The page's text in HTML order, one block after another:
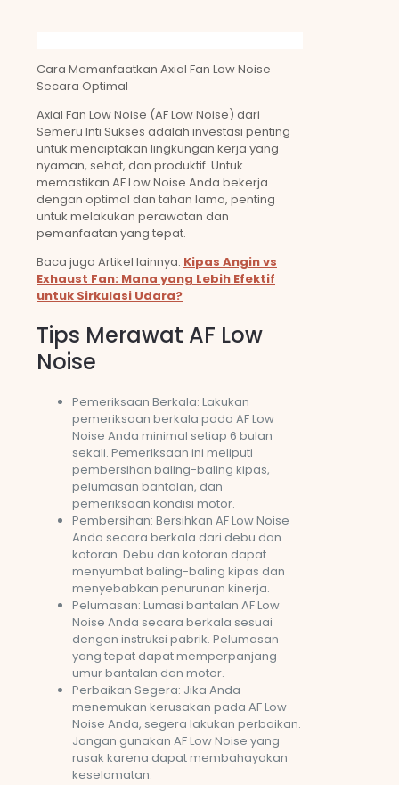
Cara Memanfaatkan Axial Fan Low Noise
Secara Optimal
Axial Fan Low Noise (AF Low Noise) dari
Semeru Inti Sukses adalah investasi penting
untuk menciptakan lingkungan kerja yang
nyaman, sehat, dan produktif. Untuk
memastikan AF Low Noise Anda bekerja
dengan optimal dan tahan lama, penting
untuk melakukan perawatan dan
pemanfaatan yang tepat.
Baca juga Artikel lainnya: Kipas Angin vs
Exhaust Fan: Mana yang Lebih Efektif
untuk Sirkulasi Udara?
Tips Merawat AF Low
Noise
Pemeriksaan Berkala: Lakukan
pemeriksaan berkala pada AF Low
Noise Anda minimal setiap 6 bulan
sekali. Pemeriksaan ini meliputi
pembersihan baling-baling kipas,
pelumasan bantalan, dan
pemeriksaan kondisi motor.
Pembersihan: Bersihkan AF Low Noise
Anda secara berkala dari debu dan
kotoran. Debu dan kotoran dapat
menyumbat baling-baling kipas dan
menyebabkan penurunan kinerja.
Pelumasan: Lumasi bantalan AF Low
Noise Anda secara berkala sesuai
dengan instruksi pabrik. Pelumasan
yang tepat dapat memperpanjang
umur bantalan dan motor.
Perbaikan Segera: Jika Anda
menemukan kerusakan pada AF Low
Noise Anda, segera lakukan perbaikan.
Jangan gunakan AF Low Noise yang
rusak karena dapat membahayakan
keselamatan.